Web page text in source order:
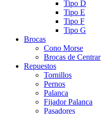
Tipo D
Tipo E
Tipo F
Tipo G
Brocas
Cono Morse
Brocas de Centrar
Repuestos
Tornillos
Pernos
Palanca
Fijador Palanca
Pasadores